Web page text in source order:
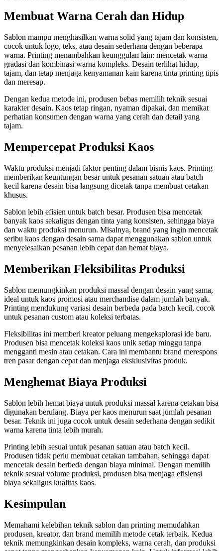
Membuat Warna Cerah dan Hidup
Sablon mampu menghasilkan warna solid yang tajam dan konsisten,
cocok untuk logo, teks, atau desain sederhana dengan beberapa
warna. Printing menambahkan keunggulan lain: mencetak warna
gradasi dan kombinasi warna kompleks. Desain terlihat hidup,
tajam, dan tetap menjaga kenyamanan kain karena tinta printing tipis
dan meresap.
Dengan kedua metode ini, produsen bebas memilih teknik sesuai
karakter desain. Kaos tetap ringan, nyaman dipakai, dan memikat
perhatian konsumen dengan warna yang cerah dan detail yang
tajam.
Mempercepat Produksi Kaos
Waktu produksi menjadi faktor penting dalam bisnis kaos. Printing
memberikan keuntungan besar untuk pesanan satuan atau batch
kecil karena desain bisa langsung dicetak tanpa membuat cetakan
khusus.
Sablon lebih efisien untuk batch besar. Produsen bisa mencetak
banyak kaos sekaligus dengan tinta yang konsisten, sehingga biaya
dan waktu produksi menurun. Misalnya, brand yang ingin mencetak
seribu kaos dengan desain sama dapat menggunakan sablon untuk
menyelesaikan pesanan lebih cepat dan hemat biaya.
Memberikan Fleksibilitas Produksi
Sablon memungkinkan produksi massal dengan desain yang sama,
ideal untuk kaos promosi atau merchandise dalam jumlah banyak.
Printing mendukung variasi desain berbeda pada batch kecil, cocok
untuk pesanan custom atau koleksi terbatas.
Fleksibilitas ini memberi kreator peluang mengeksplorasi ide baru.
Produsen bisa mencetak koleksi kaos unik setiap minggu tanpa
mengganti mesin atau cetakan. Cara ini membantu brand merespons
tren pasar dengan cepat dan menjaga eksklusivitas produk.
Menghemat Biaya Produksi
Sablon lebih hemat biaya untuk produksi massal karena cetakan bisa
digunakan berulang. Biaya per kaos menurun saat jumlah pesanan
besar. Teknik ini juga cocok untuk desain sederhana dengan sedikit
warna karena tinta lebih murah.
Printing lebih sesuai untuk pesanan satuan atau batch kecil.
Produsen tidak perlu membuat cetakan tambahan, sehingga dapat
mencetak desain berbeda dengan biaya minimal. Dengan memilih
teknik sesuai volume produksi, produsen bisa menjaga efisiensi
biaya sekaligus kualitas kaos.
Kesimpulan
Memahami kelebihan teknik sablon dan printing memudahkan
produsen, kreator, dan brand memilih metode cetak terbaik. Kedua
teknik memungkinkan desain kompleks, warna cerah, dan produksi